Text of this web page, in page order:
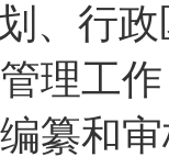
、行
理工
纂和